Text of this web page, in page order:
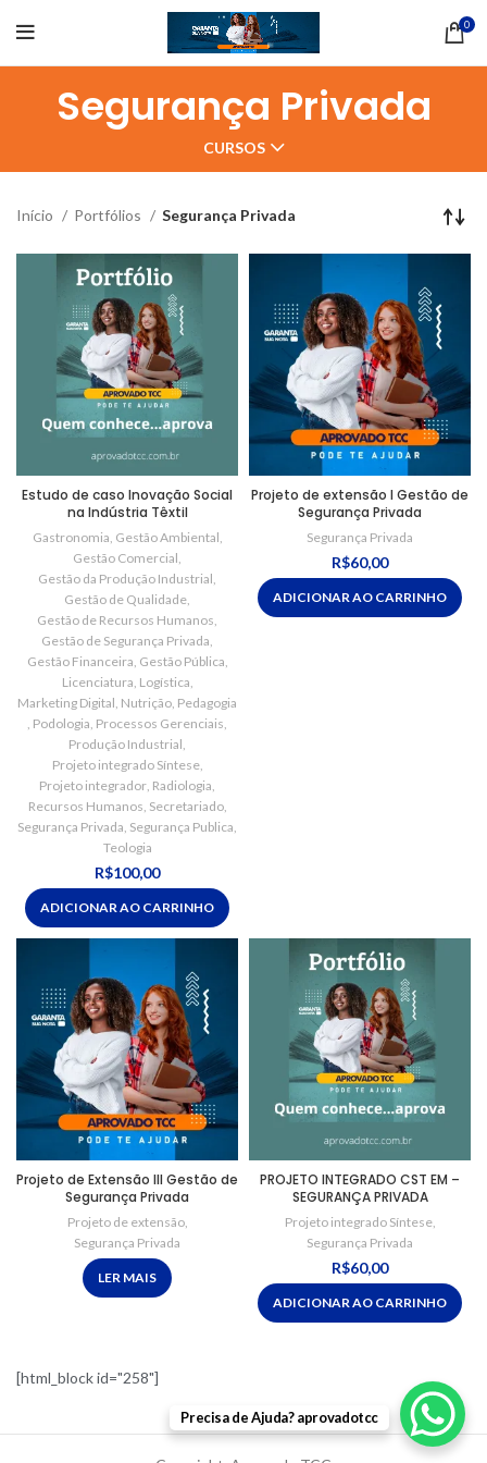
0
Segurança Privada
CURSOS
Início Portfólios Segurança Privada
Estudo de caso Inovação Social
na Indústria Têxtil
Gastronomia, Gestão Ambiental,
Gestão Comercial,
Gestão da Produção Industrial,
Gestão de Qualidade,
Gestão de Recursos Humanos,
Gestão de Segurança Privada,
Gestão Financeira, Gestão Pública,
Licenciatura, Logística,
Marketing Digital, Nutrição, Pedagogia
, Podologia, Processos Gerenciais,
Produção Industrial,
Projeto integrado Síntese,
Projeto integrador, Radiologia,
Recursos Humanos, Secretariado,
Segurança Privada, Segurança Publica,
Teologia
R$100,00
ADICIONAR AO CARRINHO
Projeto de extensão I Gestão de
Segurança Privada
Segurança Privada
R$60,00
ADICIONAR AO CARRINHO
Projeto de Extensão III Gestão de
Segurança Privada
Projeto de extensão,
Segurança Privada
LER MAIS
PROJETO INTEGRADO CST EM –
SEGURANÇA PRIVADA
Projeto integrado Síntese,
Segurança Privada
R$60,00
ADICIONAR AO CARRINHO
[html_block id="258"]
Precisa de Ajuda? aprovadotcc